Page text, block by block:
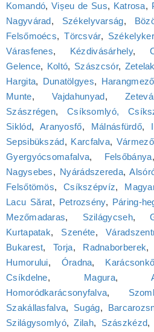
Komandó, Vișeu de Sus, Katrosa,
Nagyvárad, Székelyvarság,
Felsőmoécs,Törcsvár,
Várasfenes, Kézdivásárhely,
Gelence, Koltó, Szászcsór,
Hargita, Dunatölgyes, Harangmező
Munte,Vajdahunyad,
Szászrégen, Csíksomlyó,
Siklód, Aranyosfő, Málnásfürdő,
Sepsibükszád, Karcfalva, Vármező
Gyergyócsomafalva, Felsőbánya
Nagysebes, Nyárádszereda,
Felsőtömös, Csíkszépvíz,
Lacu Sărat, Petrozsény, Páring-
Mezőmadaras, Szilágycseh,
Kurtapatak, Szenéte,
Bukarest,Torja, Radnaborberek,
Humorului, Óradna, Karácsonkő
Csíkdelne, Magura,
Homoródkarácsonyfalva,
Szakállasfalva, Sugág,
Szilágysomlyó,Zilah, Szászkézd,